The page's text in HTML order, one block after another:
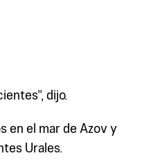
dijo.
en el mar de Azov y
Urales.